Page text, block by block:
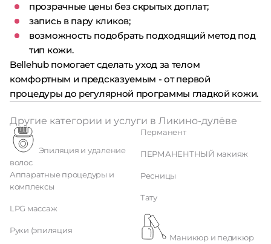
прозрачные цены без скрытых доплат;
запись в пару кликов;
возможность подобрать подходящий метод под
тип кожи.
Bellehub помогает сделать уход за телом
комфортным и предсказуемым - от первой
процедуры до регулярной программы гладкой кожи.
Другие категории и услуги в Ликино-дулёве
волос
Аппаратные процедуры и
комплексы
LPG массаж
Руки (эпиляция
Перманент
ПЕРМАНЕНТНЫЙ макияж
Ресницы
Тату
Маникюр и педикюр